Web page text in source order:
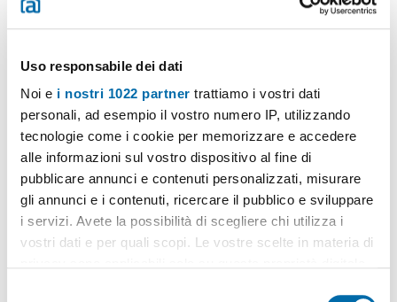
Uso responsabile dei dati
Noi e i nostri 1022 partner trattiamo i vostri dati
personali, ad esempio il vostro numero IP, utilizzando
tecnologie come i cookie per memorizzare e accedere
alle informazioni sul vostro dispositivo al fine di
pubblicare annunci e contenuti personalizzati, misurare
gli annunci e i contenuti, ricercare il pubblico e sviluppare
i servizi. Avete la possibilità di scegliere chi utilizza i
vostri dati e per quali scopi. Le vostre scelte in materia di
Domandato da: Mari
Proprietario di casa recede da contratto
firmato da pochi giorni
1 risposta
sono trovato. Avevo trovato accordo circa una